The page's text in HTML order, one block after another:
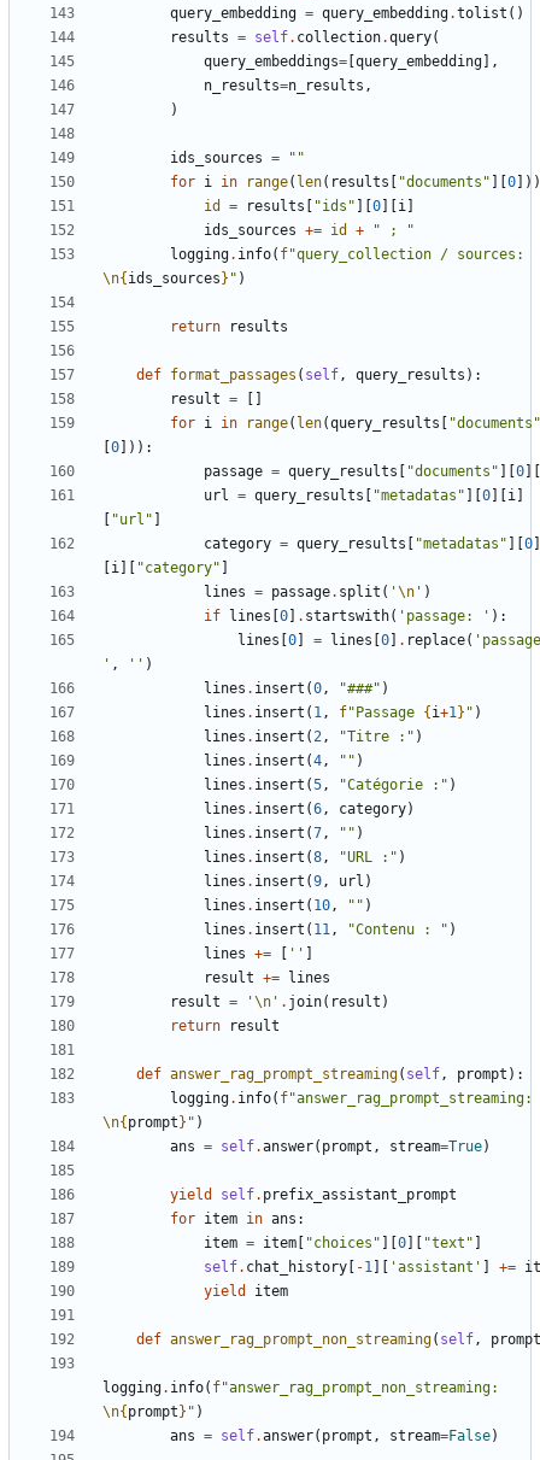
query_embedding = query_embedding.tolist ()
results = self. collection.query(
query_embeddings= query_embedding ],
n_results=n_results ,
)
ids_sources =
""
for i in range( len( results "documents" 0
id
= results "ids" 0 i
ids_sources += id +
" ; "
logging. info( f
\n{ ids_sources } " )
return results
def format_passages ( self, query_results ):
result =
for i in range( len(query_results
"documents"
0 ])):
passage = query_results "documents" 0
url = query_results "metadatas" 0 i
"url"
category = query_results "metadatas" 0
i "category"
lines = passage. split ( '\n ' )
if
lines 0 . startswith( 'passage: ' ):
lines 0 = lines 0 . replace(
' , '' )
lines . insert (0, "###" )
lines . insert ( 1, f"Passage { i+1} " )
lines . insert (2, "Titre :" )
lines . insert (4, "" )
lines . insert (5, "Catégorie :" )
lines . insert (6, category)
lines . insert (7, "" )
lines . insert (8, "URL :" )
lines . insert (9, url )
lines . insert ( 10, "" )
lines . insert ( 11, "Contenu : " )
lines += ''
result +=
lines
result = '\n ' . join( result )
return
result
def answer_rag_prompt_streaming( self, prompt ):
logging. info( f
\n{ prompt } " )
ans = self.answer( prompt , stream=True)
yield self. prefix_assistant_prompt
for item in ans :
item = item "choices" 0 "text"
self. chat_history -1 'assistant' +=
yield
item
def answer_rag_prompt_non_streaming( self, prompt
logging. info( f
\n{ prompt } " )
ans = self.answer( prompt , stream=False)